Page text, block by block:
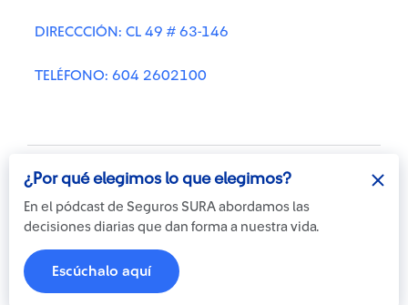
¿Por qué elegimos lo que elegimos?
En el pódcast de Seguros SURA abordamos las
decisiones diarias que dan forma a nuestra vida.
Escúchalo aquí
DIRECCCIÓN: CL 49 # 63-146
TELÉFONO: 604 2602100
© Copyright Suramericana S.A.